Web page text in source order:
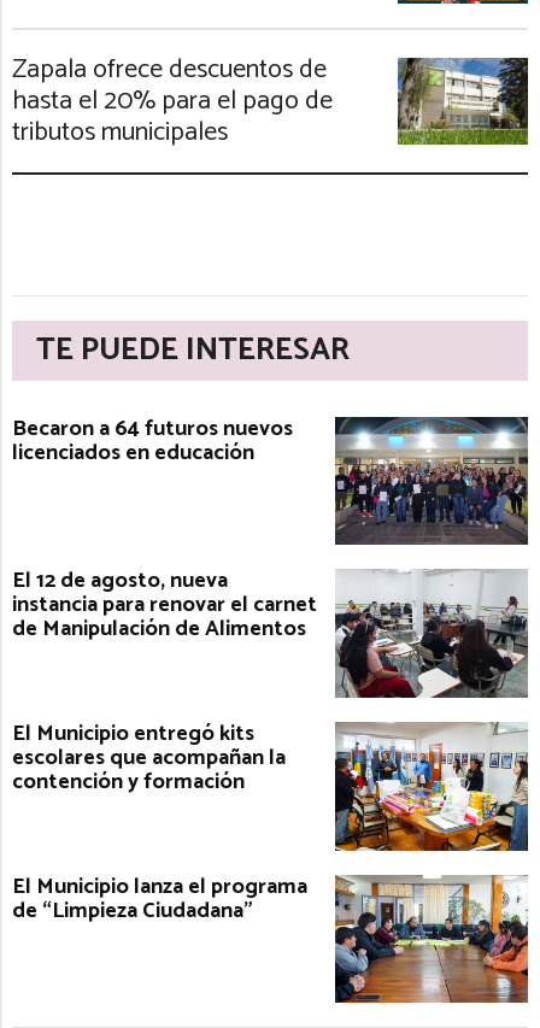
Zapala ofrece descuentos de
hasta el 20% para el pago de
tributos municipales
TE PUEDE INTERESAR
Becaron a 64 futuros nuevos
licenciados en educación
El 12 de agosto, nueva
instancia para renovar el carnet
de Manipulación de Alimentos
El Municipio entregó kits
escolares que acompañan la
contención y formación
El Municipio lanza el programa
de “Limpieza Ciudadana”